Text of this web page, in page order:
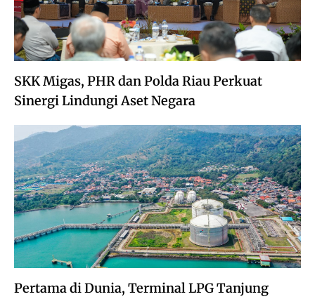
SKK Migas, PHR dan Polda Riau Perkuat
Sinergi Lindungi Aset Negara
Pertama di Dunia, Terminal LPG Tanjung